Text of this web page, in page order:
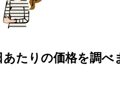
あたりの価格を調べ